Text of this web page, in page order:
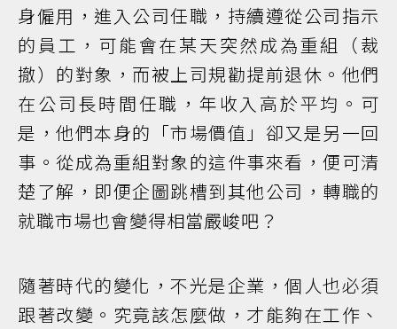
身僱用，進入公司任職，持續遵從公司指示
的員工，可能會在某天突然成為重組（裁
撤）的對象，而被上司規勸提前退休。他們
在公司長時間任職，年收入高於平均。可
是，他們本身的「市場價值」卻又是另一回
事。從成為重組對象的這件事來看，便可清
楚了解，即便企圖跳槽到其他公司，轉職的
就職市場也會變得相當嚴峻吧？
隨著時代的變化，不光是企業，個人也必須
跟著改變。究竟該怎麼做，才能夠在工作、